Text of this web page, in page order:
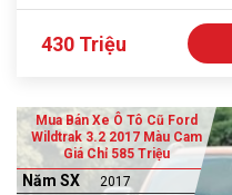
430 Triệu
Mua Bán Xe Ô Tô Cũ Ford
Wildtrak 3.2 2017 Màu Cam
Giá Chỉ 585 Triệu
Năm SX 2017